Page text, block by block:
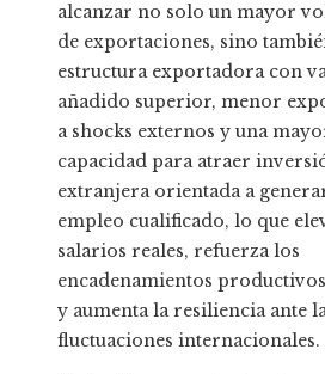
alcanzar no solo un mayor
de exportaciones, sino
estructura exportadora con
añadido superior, menor
a shocks externos y una
capacidad para atraer
extranjera orientada a
empleo cualificado, lo que
salarios reales, refuerza los
encadenamientos
y aumenta la resiliencia ante
fluctuaciones internacionales.